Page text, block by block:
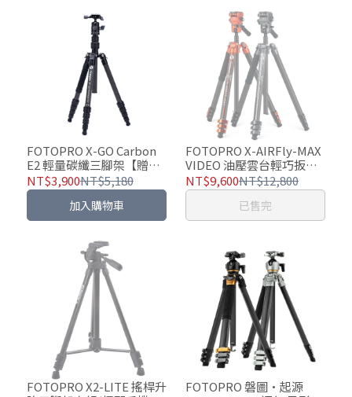
FOTOPRO X-GO Carbon
E2 輕量碳纖三腳架【贈迷
你補光燈】
NT$3,900NT$5,180
加入購物車
FOTOPRO X-AIRFly-MAX
VIDEO 油壓雲台輕巧扳扣
式碳纖三腳架
NT$9,600NT$12,800
已售完
FOTOPRO X2-LITE 搖桿升
FOTOPRO 磐圖•起源